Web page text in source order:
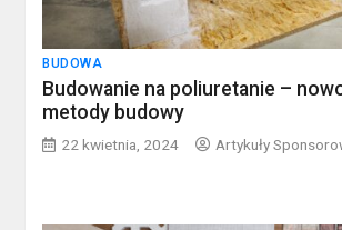
BUDOWA
Budowanie na poliuretanie –
metody budowy
22 kwietnia, 2024 Artykuły